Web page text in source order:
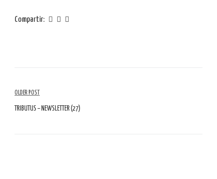
Compartir:
Navegación
por
OLDER POST
TRIBUTUS – NEWSLETTER (27)